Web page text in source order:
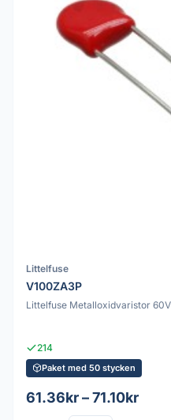
Littelfuse
V100ZA3P
Littelfuse Metalloxidvaristor
214
Paket med 50 stycken
61.36kr – 71.10kr